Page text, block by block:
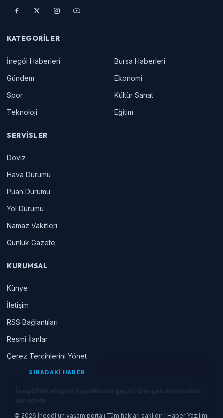
KATEGORILER
İnegöl Haberleri
Bursa Haberleri
Gündem
Ekonomi
Spor
Kültür Sanat
Teknoloji
Eğitim
SERVISLER
Doviz
Hava Durumu
Puan Durumu
Yol Durumu
Namaz Vakitleri
Gunluk Gazete
KURUMSAL
Künye
İletişim
RSS Bağlantıları
Resmi İlanlar
Çerez Tercihlerini Yönet
© 2026 İnegöl'ün yaşam portalı Tüm hakları saklıdır | Haber Yazılımı
SIRADAKİ HABER